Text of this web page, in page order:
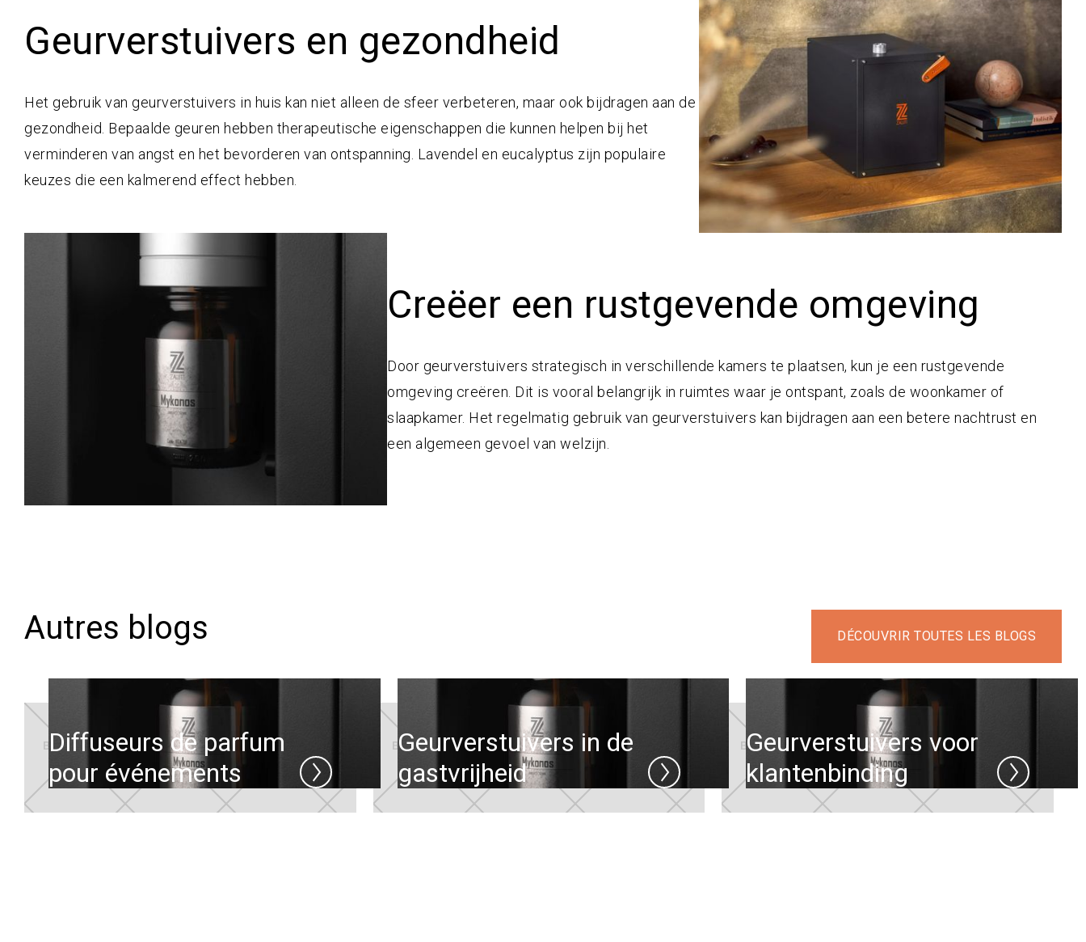
Geurverstuivers en gezondheid
Het gebruik van geurverstuivers in huis kan niet alleen de sfeer verbeteren, maar ook bijdragen aan de
gezondheid. Bepaalde geuren hebben therapeutische eigenschappen die kunnen helpen bij het
verminderen van angst en het bevorderen van ontspanning. Lavendel en eucalyptus zijn populaire
keuzes die een kalmerend effect hebben.
Creëer een rustgevende omgeving
Door geurverstuivers strategisch in verschillende kamers te plaatsen, kun je een rustgevende
omgeving creëren. Dit is vooral belangrijk in ruimtes waar je ontspant, zoals de woonkamer of
slaapkamer. Het regelmatig gebruik van geurverstuivers kan bijdragen aan een betere nachtrust en
een algemeen gevoel van welzijn.
Autres blogs DÉCOUVRIR TOUTES LES BLOGS
Diffuseurs de parfum
pour événements
Geurverstuivers in de
gastvrijheid
Geurverstuivers voor
klantenbinding